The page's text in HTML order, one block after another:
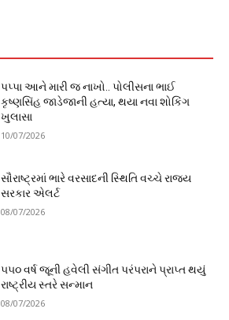
પપ્પા આને મારી જ નાખો.. પોલીસના ભાઈ
કૃષ્ણસિંહ જાડેજાની હત્યા, થયા નવા શોકિંગ
ખુલાસા
10/07/2026
સૌરાષ્ટ્રમાં ભારે વરસાદની સ્થિતિ વચ્ચે રાજ્ય
સરકાર એલર્ટ
08/07/2026
૫૫૦ વર્ષ જૂની હવેલી સંગીત પરંપરાને પ્રાપ્ત થયું
રાષ્ટ્રીય સ્તરે સન્માન
08/07/2026